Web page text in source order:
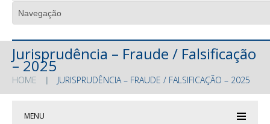
Jurisprudência – Fraude / Falsificação
– 2025
HOME JURISPRUDÊNCIA – FRAUDE / FALSIFICAÇÃO – 2025
MENU